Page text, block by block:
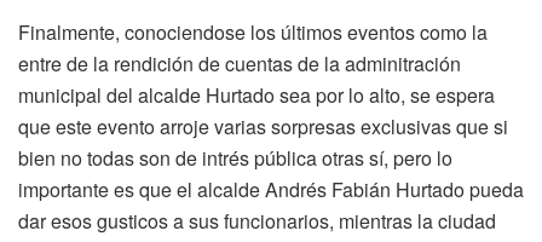
Finalmente, conociendose los últimos eventos como la
entre de la rendición de cuentas de la adminitración
municipal del alcalde Hurtado sea por lo alto, se espera
que este evento arroje varias sorpresas exclusivas que si
bien no todas son de intrés pública otras sí, pero lo
importante es que el alcalde Andrés Fabián Hurtado pueda
dar esos gusticos a sus funcionarios, mientras la ciudad